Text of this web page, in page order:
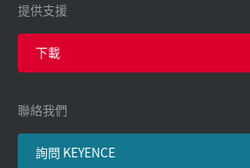
提供支援
下載
聯絡我們
詢問 KEYENCE